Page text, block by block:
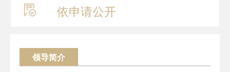
依申请公开
领导简介